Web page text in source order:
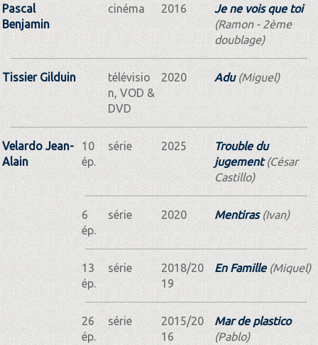
Pascal
Benjamin
cinéma 2016
Je ne vois que toi
(Ramon - 2ème
doublage)
Tissier Gilduin
télévisio
n, VOD &
DVD
2020 Adu(Miguel)
Velardo Jean-
Alain
10
ép.
série 2025
Trouble du
jugement(César
Castillo)
6
ép.
série 2020 Mentiras(Ivan)
13
ép.
série
2018/20
19
En Famille(Miquel)
26
ép.
série
2015/20
16
Mar de plastico
(Pablo)